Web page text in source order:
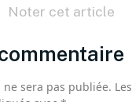
Noter cet article
sera pas publiée.